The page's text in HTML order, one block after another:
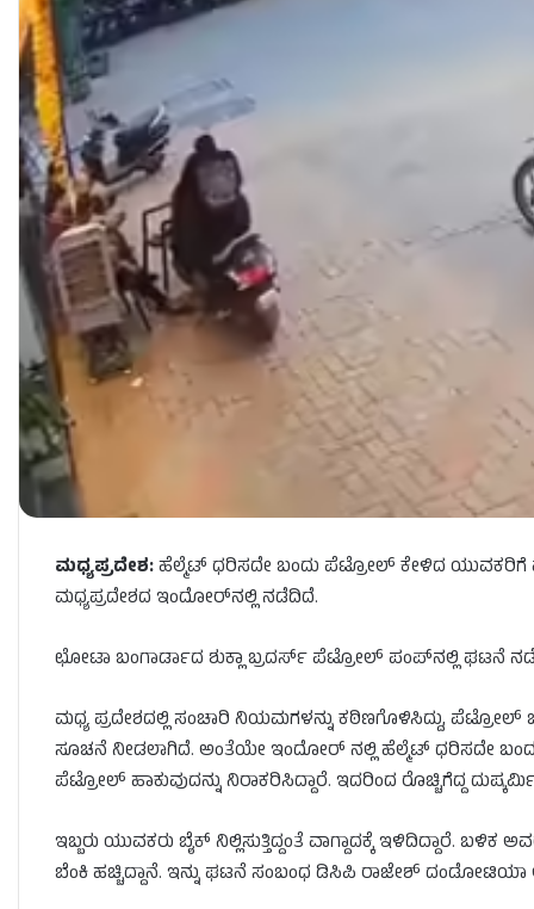
ಮಧ್ಯಪ್ರದೇಶ:ಹೆಲ್ಮೆಟ್​ ಧರಿಸದೇ ಬಂದು ಪೆಟ್ರೋಲ್​ ಕೇಳಿದ ಯುವಕರಿಗೆ
ಮಧ್ಯಪ್ರದೇಶದ ಇಂದೋರ್​ನಲ್ಲಿ ನಡೆದಿದೆ.
ಛೋಟಾ ಬಂಗಾರ್ಡಾದ ಶುಕ್ಲಾ ಬ್ರದರ್ಸ್​ ಪೆಟ್ರೋಲ್​​ ಪಂಪ್​ನಲ್ಲಿ ಘಟನೆ
ಮಧ್ಯ ಪ್ರದೇಶದಲ್ಲಿ ಸಂಚಾರಿ ನಿಯಮಗಳನ್ನು ಕಠಿಣಗೊಳಿಸಿದ್ದು,
ಸೂಚನೆ ನೀಡಲಾಗಿದೆ. ಅಂತೆಯೇ ಇಂದೋರ್ ನಲ್ಲಿ ಹೆಲ್ಮೆಟ್ ಧರಿಸದೇ
ಪೆಟ್ರೋಲ್ ಹಾಕುವುದನ್ನು ನಿರಾಕರಿಸಿದ್ದಾರೆ. ಇದರಿಂದ ರೊಚ್ಚಿಗೆದ್ದ
ಇಬ್ಬರು ಯುವಕರು ಬೈಕ್​ ನಿಲ್ಲಿಸುತ್ತಿದ್ದಂತೆ ವಾಗ್ದಾದಕ್ಕೆ ಇಳಿದಿದ್ದಾರೆ.
ಬೆಂಕಿ ಹಚ್ಚಿದ್ದಾನೆ. ಇನ್ನು ಘಟನೆ ಸಂಬಂಧ ಡಿಸಿಪಿ ರಾಜೇಶ್​ ದಂಡೋಟಿಯಾ